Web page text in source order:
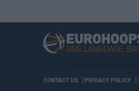
CONTACT US PRIVACY POLICY